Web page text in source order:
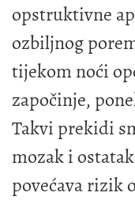
opstruktivne
ozbiljnog
tijekom noći
započinje,
Takvi prekidi
mozak i
povećava rizik